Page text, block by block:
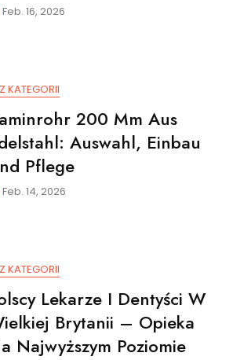
Feb. 16, 2026
KATEGORII
200 Mm Aus
Auswahl, Einbau
Pflege
Feb. 14, 2026
KATEGORII
Lekarze I Dentyści W
Brytanii – Opieka
Najwyższym Poziomie